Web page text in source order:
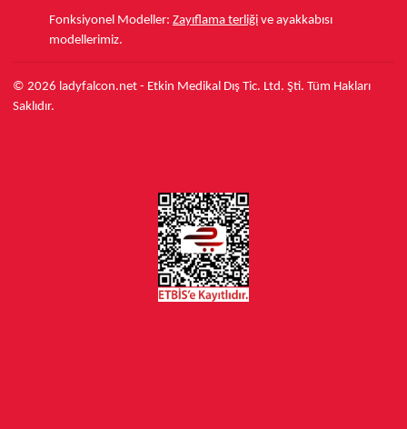
Fonksiyonel Modeller: Zayıflama terliği ve ayakkabısı
modellerimiz.
© 2026 ladyfalcon.net - Etkin Medikal Dış Tic. Ltd. Şti. Tüm Hakları
Saklıdır.